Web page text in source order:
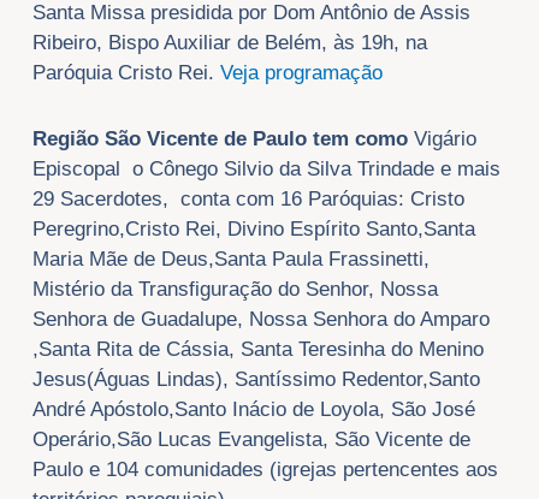
Santa Missa presidida por Dom Antônio de Assis
Ribeiro, Bispo Auxiliar de Belém, às 19h, na
Paróquia Cristo Rei. Veja programação
Região São Vicente de Paulo tem como Vigário
Episcopal o Cônego Silvio da Silva Trindade e mais
29 Sacerdotes, conta com 16 Paróquias: Cristo
Peregrino,Cristo Rei, Divino Espírito Santo,Santa
Maria Mãe de Deus,Santa Paula Frassinetti,
Mistério da Transfiguração do Senhor, Nossa
Senhora de Guadalupe, Nossa Senhora do Amparo
,Santa Rita de Cássia, Santa Teresinha do Menino
Jesus(Águas Lindas), Santíssimo Redentor,Santo
André Apóstolo,Santo Inácio de Loyola, São José
Operário,São Lucas Evangelista, São Vicente de
Paulo e 104 comunidades (igrejas pertencentes aos